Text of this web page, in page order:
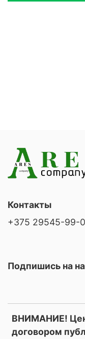
ВНИМАНИЕ!
договором
Контакты
+375 29545-99-
Подпишись на